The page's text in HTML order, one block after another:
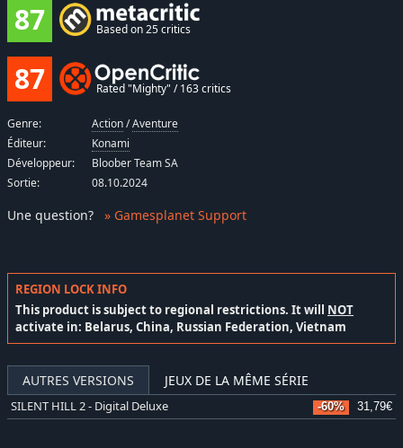
REGION LOCK INFO
This product is subject to regional restrictions. It will NOT
activate in: Belarus, China, Russian Federation, Vietnam
AUTRES VERSIONS JEUX DE LA MÊME SÉRIE
SILENT HILL 2 - Digital Deluxe -60% 31,79€
87 Based on 25 critics
87 Rated "Mighty" / 163 critics
Genre: Action/Aventure
Éditeur:
Konami
Développeur:
Bloober Team SA
Sortie:
08.10.2024
Une question? » Gamesplanet Support